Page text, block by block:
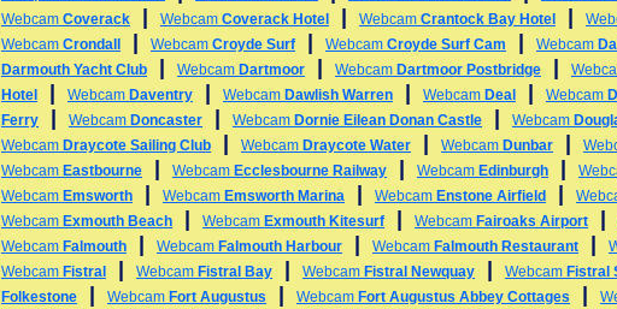
Webcam Coverack Webcam Coverack Hotel Webcam Crantock Bay Hotel
Webcam Crondall Webcam Croyde Surf Webcam Croyde Surf Cam Webcam
Darmouth Yacht Club
Webcam Dartmoor Webcam Dartmoor Postbridge
Hotel
Webcam Daventry Webcam Dawlish Warren Webcam Deal Webcam
Ferry
Webcam Doncaster Webcam Dornie Eilean Donan Castle Webcam
Webcam Draycote Sailing Club Webcam Draycote Water Webcam Dunbar
Webcam Eastbourne Webcam Ecclesbourne Railway Webcam Edinburgh
Webcam Emsworth Webcam Emsworth Marina Webcam Enstone Airfield
Webcam Exmouth Beach Webcam Exmouth Kitesurf Webcam Fairoaks Airport
Webcam Falmouth Webcam Falmouth Harbour Webcam Falmouth Restaurant
Webcam Fistral Webcam Fistral Bay Webcam Fistral Newquay Webcam Fistral
Folkestone
Webcam Fort Augustus Webcam Fort Augustus Abbey Cottages